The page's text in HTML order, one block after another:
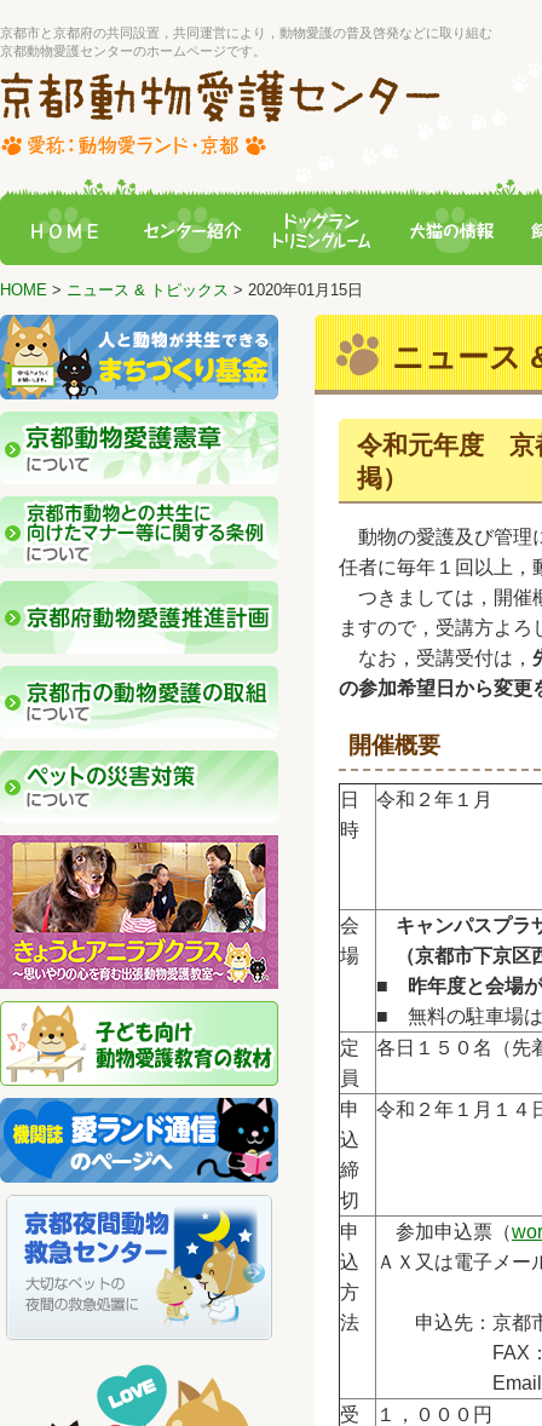
京都市と京都府の共同設置，共同運営により，動物愛護の普及啓発などに取り組む
京都動物愛護センターのホームページです。
HOME > ニュース & トピックス > 2020年01月15日
ニュース
令和元年度 京
掲）
動物の愛護及び管理
任者に毎年１回以上，
つきましては，開催
ますので，受講方よろ
なお，受講受付は，
の参加希望日から変更
開催概要
日
時
令和２年１月
会
場
キャンパスプ
（京都市下京区
■
昨年度と会場
■ 無料の駐車場
定
員
各日１５０名（先
申
込
締
切
令和２年１月１４
申
込
方
法
参加申込票（
ＡＸ又は電子メー
申込先：京都市
FAX：０７
Email
受
１，０００円